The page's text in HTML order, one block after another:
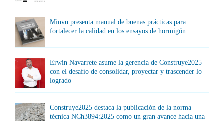
Minvu presenta manual de buenas prácticas para
fortalecer la calidad en los ensayos de hormigón
Erwin Navarrete asume la gerencia de Construye2025
con el desafío de consolidar, proyectar y trascender lo
logrado
Construye2025 destaca la publicación de la norma
técnica NCh3894:2025 como un gran avance hacia una